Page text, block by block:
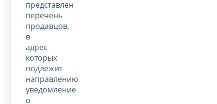
представлен
перечень
продавцов,
в
адрес
которых
подлежит
направлению
уведомление
о